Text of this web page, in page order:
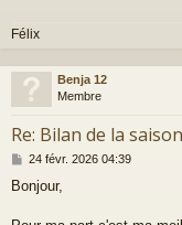
Félix
Benja 12
Membre
Re: Bilan de la
M
s
24 févr. 2026 04:39
Bonjour,